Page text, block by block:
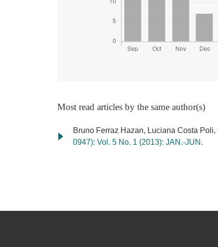
Most read articles by the same author(s)
Bruno Ferraz Hazan, Luciana Costa Poli,
0947): Vol. 5 No. 1 (2013): JAN.-JUN.